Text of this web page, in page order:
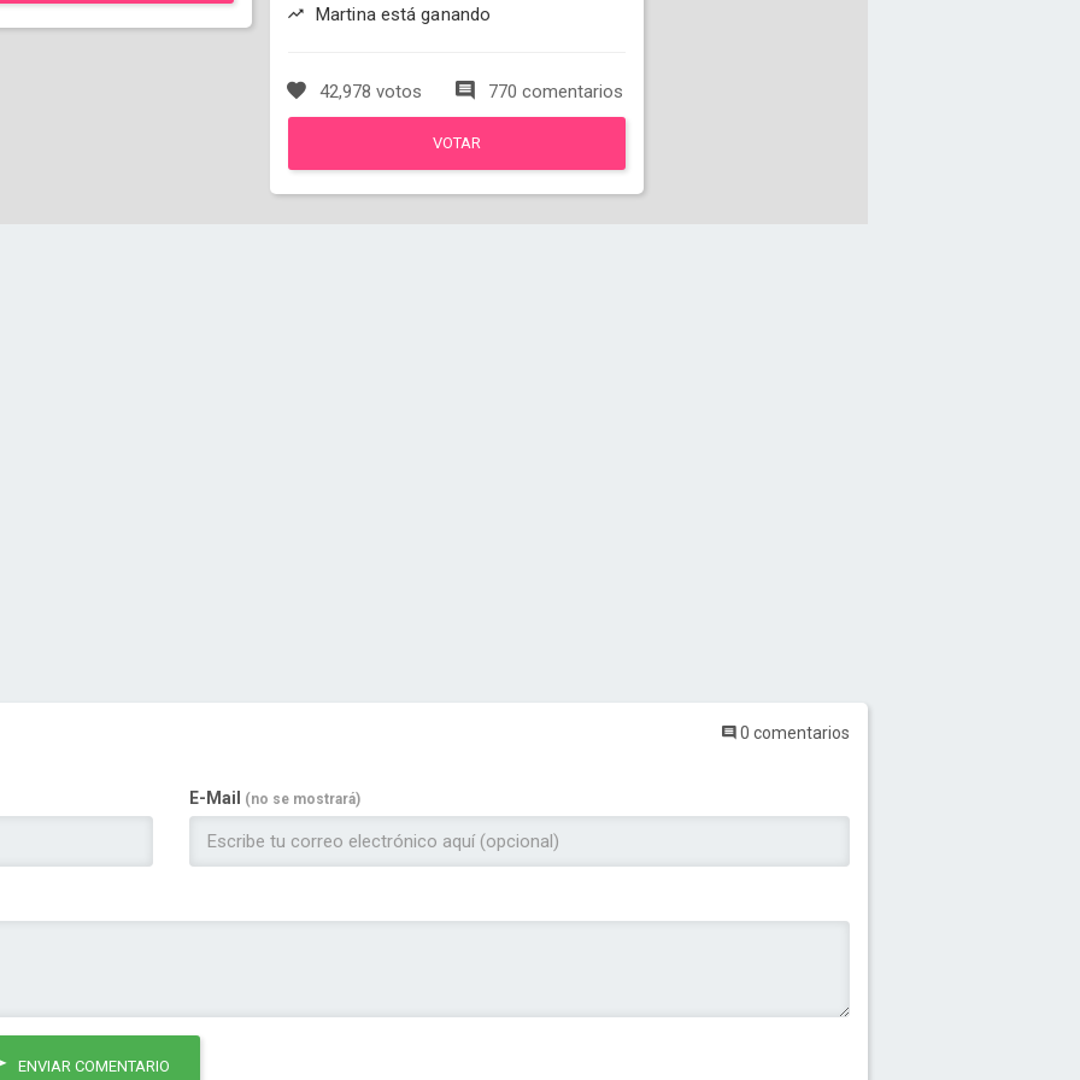
Martina está ganando
42,978 votos 770 comentarios
VOTAR
0 comentarios
E-Mail (no se mostrará)
ENVIAR COMENTARIO